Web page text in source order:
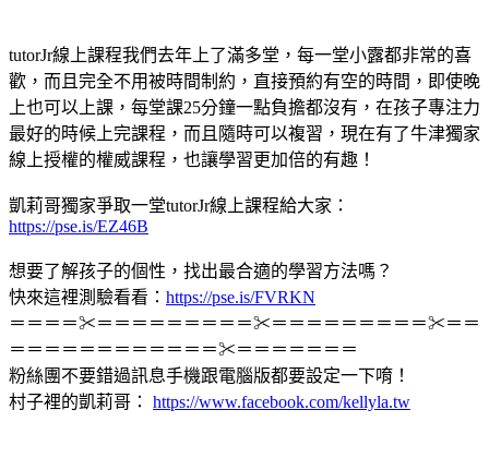
tutorJr線上課程我們去年上了滿多堂，每一堂小露都非常的喜
歡，而且完全不用被時間制約，直接預約有空的時間，即使晚
上也可以上課，每堂課25分鐘一點負擔都沒有，在孩子專注力
最好的時候上完課程，而且隨時可以複習，現在有了牛津獨家
線上授權的權威課程，也讓學習更加倍的有趣！
凱莉哥獨家爭取一堂tutorJr線上課程給大家：
https://pse.is/EZ46B
想要了解孩子的個性，找出最合適的學習方法嗎？
快來這裡測驗看看： https://pse.is/FVRKN
＝＝＝＝✂＝＝＝＝＝＝＝＝＝✂＝＝＝＝＝＝＝＝＝✂＝＝
＝＝＝＝＝＝＝＝＝＝＝＝✂＝＝＝＝＝＝＝
粉絲團不要錯過訊息手機跟電腦版都要設定一下唷！
村子裡的凱莉哥： https://www.facebook.com/kellyla.tw